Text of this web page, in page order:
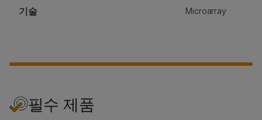
기술 Microarray
필수 제품